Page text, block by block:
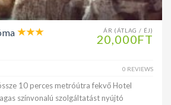
ÁR (ÁTLAG / ÉJ)
20,000FT
0 REVIEWS
10 perces metróútra fekvő Hotel
színvonalú szolgáltatást nyújtó